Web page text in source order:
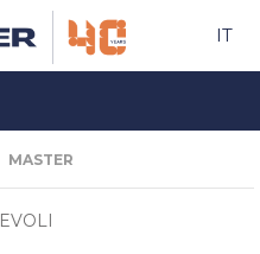
IT
MASTER